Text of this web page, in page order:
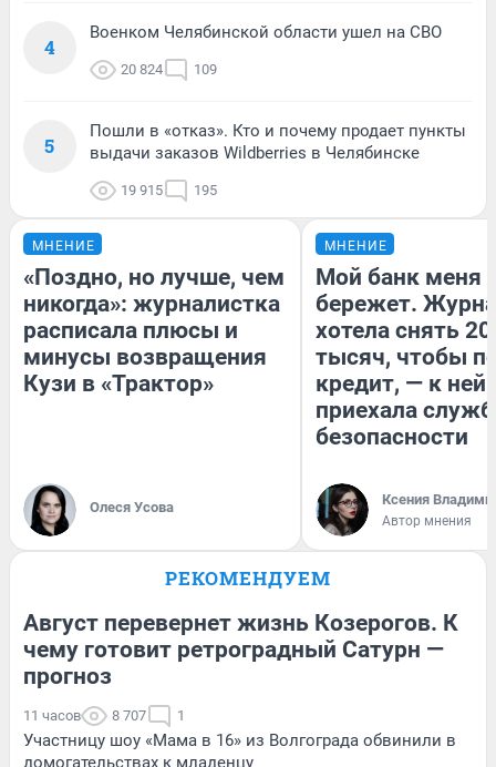
4
Военком Челябинской области ушел на СВО
20 824 109
5
Пошли в «отказ». Кто и почему продает пункты
выдачи заказов Wildberries в Челябинске
19 915 195
МНЕНИЕ
«Поздно, но лучше, чем
никогда»: журналистка
расписала плюсы и
минусы возвращения
Кузи в «Трактор»
Олеся Усова
МНЕНИЕ
Мой банк меня
бережет.
хотела снять
тысяч, чтобы
кредит, — к
приехала
безопасности
Ксения
Автор мнения
РЕКОМЕНДУЕМ
Август перевернет жизнь Козерогов. К
чему готовит ретроградный Сатурн —
прогноз
11 часов 8 707 1
Участницу шоу «Мама в 16» из Волгограда обвинили в
домогательствах к младенцу